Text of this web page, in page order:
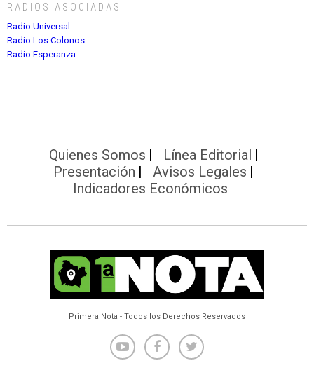
RADIOS ASOCIADAS
Radio Universal
Radio Los Colonos
Radio Esperanza
Quienes Somos
Línea Editorial
Presentación
Avisos Legales
Indicadores Económicos
Primera Nota - Todos los Derechos Reservados